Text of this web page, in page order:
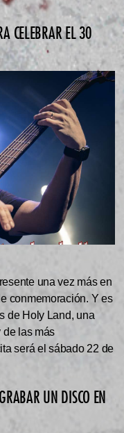
CELEBRAR EL 30
una vez más en
conmemoración. Y es
de Holy Land, una
de las más
será el sábado 22 de
UN DISCO EN